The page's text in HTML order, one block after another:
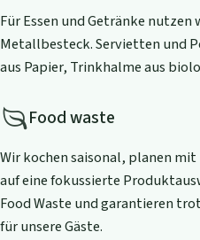
Für Essen und Getränke nutzen
Metallbesteck. Servietten und
aus Papier, Trinkhalme aus
Food waste
Wir kochen saisonal, planen
auf eine fokussierte
Food Waste und garantieren
für unsere Gäste.